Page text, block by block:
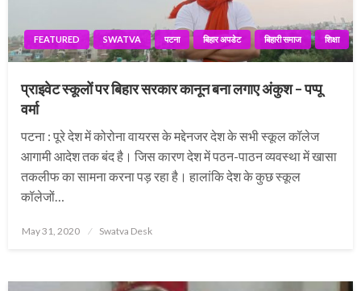
FEATURED SWATVA पटना बिहार अपडेट बिहारी समाज शिक्षा
प्राइवेट स्कूलों पर बिहार सरकार कानून बना लगाए अंकुश – पप्पू
वर्मा
पटना : पूरे देश में कोरोना वायरस के मद्देनजर देश के सभी स्कूल कॉलेज
आगामी आदेश तक बंद है। जिस कारण देश में पठन-पाठन व्यवस्था में खासा
तकलीफ का सामना करना पड़ रहा है। हालांकि देश के कुछ स्कूल
कॉलेजों…
Posted
May 31, 2020 Swatva Desk